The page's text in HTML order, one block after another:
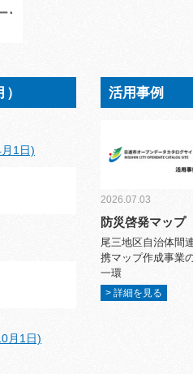
･
1日)
月1日)
活用事例
2026.07.03
防災啓発マップ
尾三地区自治体間
携マップ作成事業
一環
> 詳細を見る